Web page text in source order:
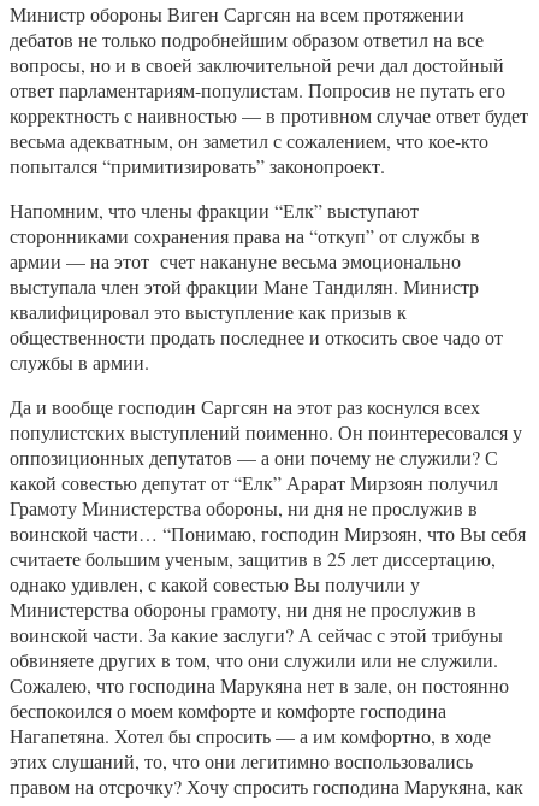
Министр обороны Виген Саргсян на всем протяжении
дебатов не только подробнейшим образом ответил на все
вопросы, но и в своей заключительной речи дал достойный
ответ парламентариям-популистам. Попросив не путать его
корректность с наивностью — в противном случае ответ будет
весьма адекватным, он заметил с сожалением, что кое-кто
попытался “примитизировать” законопроект.
Напомним, что члены фракции “Елк” выступают
сторонниками сохранения права на “откуп” от службы в
армии — на этот счет накануне весьма эмоционально
выступала член этой фракции Мане Тандилян. Министр
квалифицировал это выступление как призыв к
общественности продать последнее и откосить свое чадо от
службы в армии.
Да и вообще господин Саргсян на этот раз коснулся всех
популистских выступлений поименно. Он поинтересовался у
оппозиционных депутатов — а они почему не служили? С
какой совестью депутат от “Елк” Арарат Мирзоян получил
Грамоту Министерства обороны, ни дня не прослужив в
воинской части… “Понимаю, господин Мирзоян, что Вы себя
считаете большим ученым, защитив в 25 лет диссертацию,
однако удивлен, с какой совестью Вы получили у
Министерства обороны грамоту, ни дня не прослужив в
воинской части. За какие заслуги? А сейчас с этой трибуны
обвиняете других в том, что они служили или не служили.
Сожалею, что господина Марукяна нет в зале, он постоянно
беспокоился о моем комфорте и комфорте господина
Нагапетяна. Хотел бы спросить — а им комфортно, в ходе
этих слушаний, то, что они легитимно воспользовались
правом на отсрочку? Хочу спросить господина Марукяна, как